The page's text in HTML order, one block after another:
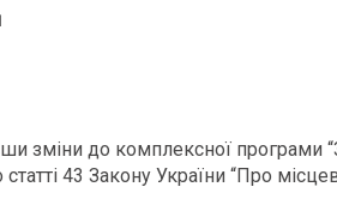
зміни до комплексної програми
43 Закону України “Про